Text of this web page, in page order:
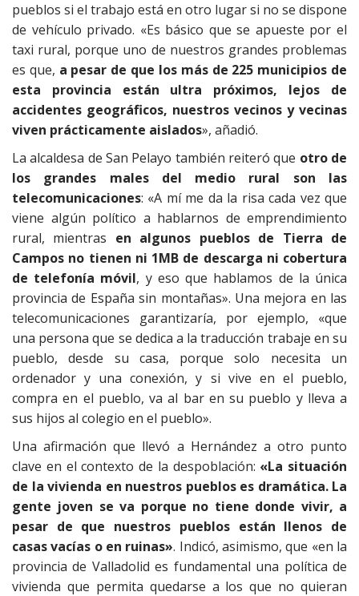
pueblos si el trabajo está en otro lugar si no se dispone
de vehículo privado. «Es básico que se apueste por el
taxi rural, porque uno de nuestros grandes problemas
es que, a pesar de que los más de 225 municipios de
esta provincia están ultra próximos, lejos de
accidentes geográficos, nuestros vecinos y vecinas
viven prácticamente aislados», añadió.
La alcaldesa de San Pelayo también reiteró que otro de
los grandes males del medio rural son las
telecomunicaciones: «A mí me da la risa cada vez que
viene algún político a hablarnos de emprendimiento
rural, mientras en algunos pueblos de Tierra de
Campos no tienen ni 1MB de descarga ni cobertura
de telefonía móvil, y eso que hablamos de la única
provincia de España sin montañas». Una mejora en las
telecomunicaciones garantizaría, por ejemplo, «que
una persona que se dedica a la traducción trabaje en su
pueblo, desde su casa, porque solo necesita un
ordenador y una conexión, y si vive en el pueblo,
compra en el pueblo, va al bar en su pueblo y lleva a
sus hijos al colegio en el pueblo».
Una afirmación que llevó a Hernández a otro punto
clave en el contexto de la despoblación: «La situación
de la vivienda en nuestros pueblos es dramática. La
gente joven se va porque no tiene donde vivir, a
pesar de que nuestros pueblos están llenos de
casas vacías o en ruinas». Indicó, asimismo, que «en la
provincia de Valladolid es fundamental una política de
vivienda que permita quedarse a los que no quieran